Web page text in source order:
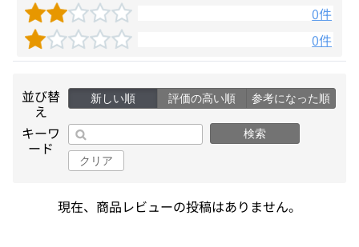
0件
0件
並び替
え
新しい順 評価の高い順 参考になった順
キーワ
ード
検索
クリア
現在、商品レビューの投稿はありません。